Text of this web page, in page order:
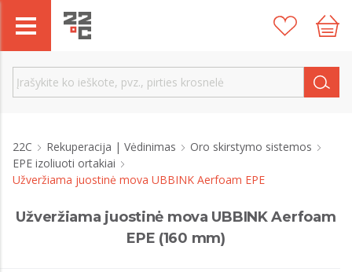
22C Rekuperacija | Vėdinimas
Oro skirstymo sistemos
EPE izoliuoti ortakiai
Užveržiama juostinė mova UBBINK Aerfoam EPE
Užveržiama juostinė mova UBBINK Aerfoam
EPE (160 mm)